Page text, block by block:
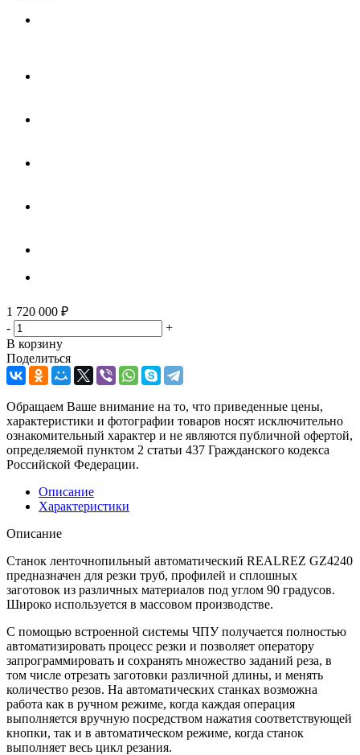
1 720 000 ₽
-
+
В корзину
Поделиться
Обращаем Ваше внимание на то, что приведенные цены,
характеристики и фотографии товаров носят исключительно
ознакомительный характер и не являются публичной офертой,
определяемой пунктом 2 статьи 437 Гражданского кодекса
Российской Федерации.
Описание
Характеристики
Описание
Станок ленточнопильный автоматический REALREZ GZ4240
предназначен для резки труб, профилей и сплошных
заготовок из различных материалов под углом 90 градусов.
Широко используется в массовом производстве.
С помощью встроенной системы ЧПУ получается полностью
автоматизировать процесс резки и позволяет оператору
запрограммировать и сохранять множество заданий реза, в
том числе отрезать заготовки различной длины, и менять
количество резов. На автоматических станках возможна
работа как в ручном режиме, когда каждая операция
выполняется вручную посредством нажатия соответствующей
кнопки, так и в автоматическом режиме, когда станок
выполняет весь цикл резания.